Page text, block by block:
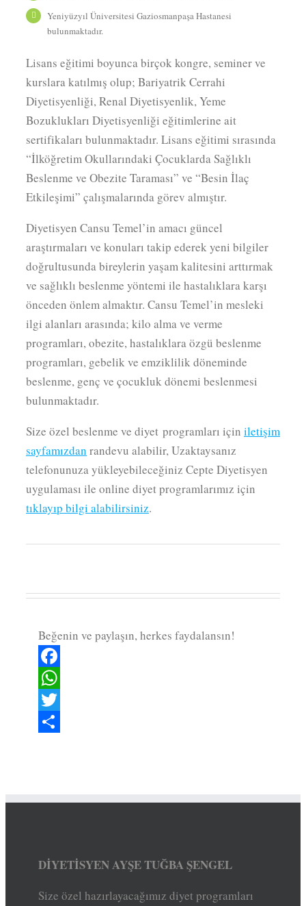
Yeniyüzyıl Üniversitesi Gaziosmanpaşa Hastanesi
bulunmaktadır.
Lisans eğitimi boyunca birçok kongre, seminer ve
kurslara katılmış olup; Bariyatrik Cerrahi
Diyetisyenliği, Renal Diyetisyenlik, Yeme
Bozuklukları Diyetisyenliği eğitimlerine ait
sertifikaları bulunmaktadır. Lisans eğitimi sırasında
“İlköğretim Okullarındaki Çocuklarda Sağlıklı
Beslenme ve Obezite Taraması” ve “Besin İlaç
Etkileşimi” çalışmalarında görev almıştır.
Diyetisyen Cansu Temel’in amacı güncel
araştırmaları ve konuları takip ederek yeni bilgiler
doğrultusunda bireylerin yaşam kalitesini arttırmak
ve sağlıklı beslenme yöntemi ile hastalıklara karşı
önceden önlem almaktır. Cansu Temel’in mesleki
ilgi alanları arasında; kilo alma ve verme
programları, obezite, hastalıklara özgü beslenme
programları, gebelik ve emziklilik döneminde
beslenme, genç ve çocukluk dönemi beslenmesi
bulunmaktadır.
Size özel beslenme ve diyet programları için iletişim
sayfamızdan randevu alabilir, Uzaktaysanız
telefonunuza yükleyebileceğiniz Cepte Diyetisyen
uygulaması ile online diyet programlarımız için
tıklayıp bilgi alabilirsiniz.
Beğenin ve paylaşın, herkes faydalansın!
Facebook
WhatsApp
Twitter
DİYETİSYEN AYŞE TUĞBA ŞENGEL
Size özel hazırlayacağımız diyet programları